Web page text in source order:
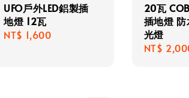
UFO戶外LED鋁製插
地燈 12瓦
Regular
NT$ 1,600
20瓦
插地燈
光燈
Regular
NT$